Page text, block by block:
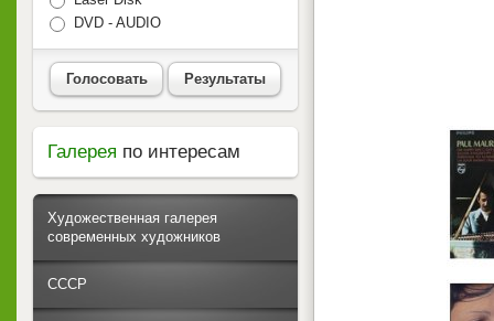
DVD - AUDIO
Голосовать Результаты
Галерея по интересам
Художественная галерея
современных художников
СССР